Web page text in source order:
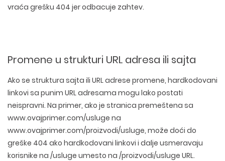
vraća grešku 404 jer odbacuje zahtev.
Promene u strukturi URL adresa ili sajta
Ako se struktura sajta ili URL adrese promene, hardkodovani
linkovi sa punim URL adresama mogu lako postati
neispravni. Na primer, ako je stranica premeštena sa
www.ovajprimer.com/usluge na
www.ovajprimer.com/proizvodi/usluge, može doći do
greške 404 ako hardkodovani linkovi i dalje usmeravaju
korisnike na /usluge umesto na /proizvodi/usluge URL.